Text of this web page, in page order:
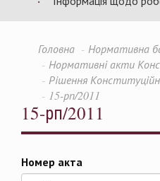
Головна
Нормативна
Нормативні акти
Рішення
15-рп/2011
15-рп/2011
Номер акта